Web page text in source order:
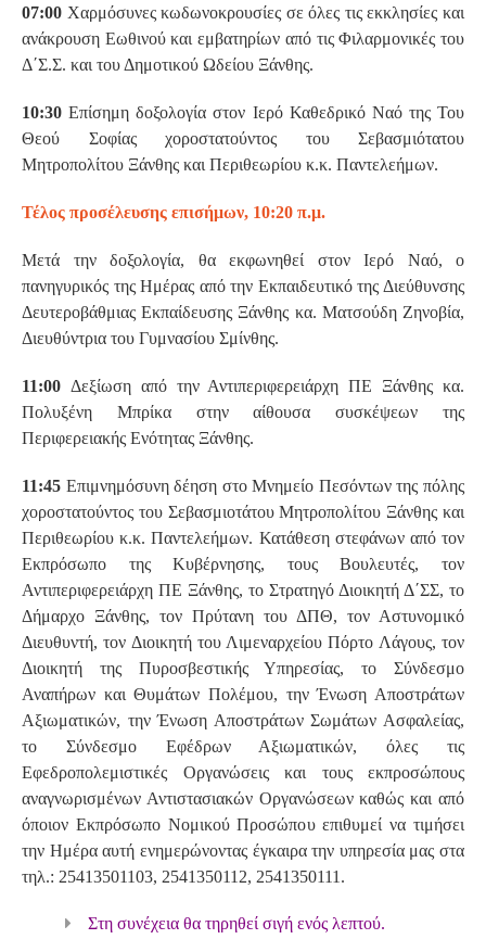
07:00 Χαρμόσυνες κωδωνοκρουσίες σε όλες τις εκκλησίες και
ανάκρουση Εωθινού και εμβατηρίων από τις Φιλαρμονικές του
Δ΄Σ.Σ. και του Δημοτικού Ωδείου Ξάνθης.
10:30Επίσημη δοξολογία στον Ιερό Καθεδρικό Ναό της Του
Θεού Σοφίας χοροστατούντος του Σεβασμιότατου
Μητροπολίτου Ξάνθης και Περιθεωρίου κ.κ. Παντελεήμων.
Τέλος προσέλευσης επισήμων, 10:20 π.μ.
Μετά την δοξολογία, θα εκφωνηθεί στον Ιερό Ναό, ο
πανηγυρικός της Ημέρας από την Εκπαιδευτικό της Διεύθυνσης
Δευτεροβάθμιας Εκπαίδευσης Ξάνθης κα. Ματσούδη Ζηνοβία,
Διευθύντρια του Γυμνασίου Σμίνθης.
11:00 Δεξίωση από την Αντιπεριφερειάρχη ΠΕ Ξάνθης κα.
Πολυξένη Μπρίκα στην αίθουσα συσκέψεων της
Περιφερειακής Ενότητας Ξάνθης.
11:45 Επιμνημόσυνη δέηση στο Μνημείο Πεσόντων της πόλης
χοροστατούντος του Σεβασμιοτάτου Μητροπολίτου Ξάνθης και
Περιθεωρίου κ.κ. Παντελεήμων. Κατάθεση στεφάνων από τον
Εκπρόσωπο της Κυβέρνησης, τους Βουλευτές, τον
Αντιπεριφερειάρχη ΠΕ Ξάνθης, το Στρατηγό Διοικητή Δ΄ΣΣ, το
Δήμαρχο Ξάνθης, τον Πρύτανη του ΔΠΘ, τον Αστυνομικό
Διευθυντή, τον Διοικητή του Λιμεναρχείου Πόρτο Λάγους, τον
Διοικητή της Πυροσβεστικής Υπηρεσίας, το Σύνδεσμο
Αναπήρων και Θυμάτων Πολέμου, την Ένωση Αποστράτων
Αξιωματικών, την Ένωση Αποστράτων Σωμάτων Ασφαλείας,
το Σύνδεσμο Εφέδρων Αξιωματικών, όλες τις
Εφεδροπολεμιστικές Οργανώσεις και τους εκπροσώπους
αναγνωρισμένων Αντιστασιακών Οργανώσεων καθώς και από
όποιον Εκπρόσωπο Νομικού Προσώπου επιθυμεί να τιμήσει
την Ημέρα αυτή ενημερώνοντας έγκαιρα την υπηρεσία μας στα
τηλ.: 25413501103, 2541350112, 2541350111.
Στη συνέχεια θα τηρηθεί σιγή ενός λεπτού.